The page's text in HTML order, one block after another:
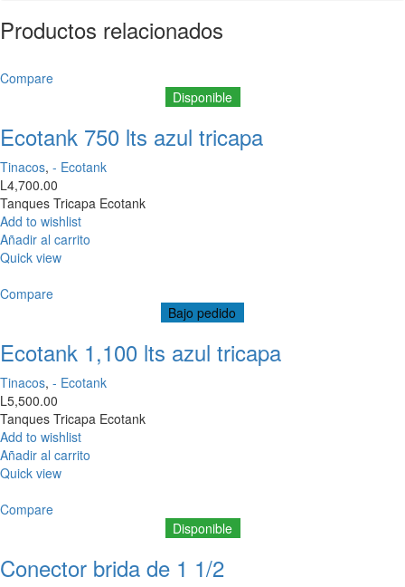
Productos relacionados
Compare
Disponible
Ecotank 750 lts azul tricapa
Tinacos, - Ecotank
L4,700.00
Tanques Tricapa Ecotank
Add to wishlist
Añadir al carrito
Quick view
Compare
Bajo pedido
Ecotank 1,100 lts azul tricapa
Tinacos, - Ecotank
L5,500.00
Tanques Tricapa Ecotank
Add to wishlist
Añadir al carrito
Quick view
Compare
Disponible
Conector brida de 1 1/2